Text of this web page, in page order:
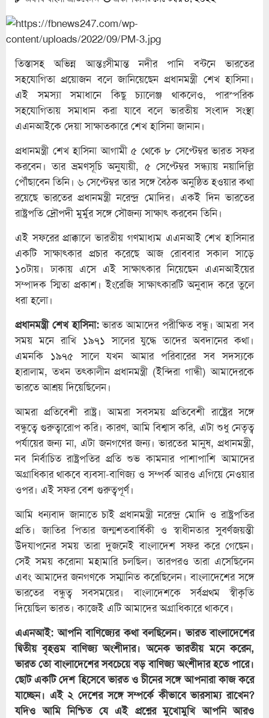
তিস্তাসহ অভিন্ন আন্তঃসীমান্ত নদীর পানি বন্টনে ভারতের
সহযোগিতা প্রয়োজন বলে জানিয়েছেন প্রধানমন্ত্রী শেখ হাসিনা।
এই সমস্যা সমাধানে কিছু চ্যালেঞ্জ থাকলেও, পারস্পরিক
সহযোগিতায় সমাধান করা যাবে বলে ভারতীয় সংবাদ সংস্থা
এএনআইকে দেয়া সাক্ষাতকারে শেখ হাসিনা জানান।
প্রধানমন্ত্রী শেখ হাসিনা আগামী ৫ থেকে ৮ সেপ্টেম্বর ভারত সফর
করবেন। তার ভ্রমণসূচি অনুযায়ী, ৫ সেপ্টেম্বর সন্ধ্যায় নয়াদিল্লি
পৌঁছাবেন তিনি। ৬ সেপ্টেম্বর তার সঙ্গে বৈঠক অনুষ্ঠিত হওয়ার কথা
রয়েছে ভারতের প্রধানমন্ত্রী নরেন্দ্র মোদির। একই দিন ভারতের
রাষ্ট্রপতি দ্রৌপদী মুর্মুর সঙ্গে সৌজন্য সাক্ষাৎ করবেন তিনি।
এই সফরের প্রাক্কালে ভারতীয় গণমাধ্যম এএনআই শেখ হাসিনার
একটি সাক্ষাৎকার প্রচার করেছে আজ রোববার সকাল সাড়ে
১০টায়। ঢাকায় এসে এই সাক্ষাৎকার নিয়েছেন এএনআইয়ের
সম্পাদক স্মিতা প্রকাশ। ইংরেজি সাক্ষাৎকারটি অনুবাদ করে তুলে
ধরা হলো।
প্রধানমন্ত্রী শেখ হাসিনা:ভারত আমাদের পরীক্ষিত বন্ধু। আমরা সব
সময় মনে রাখি ১৯৭১ সালের যুদ্ধে তাদের অবদানের কথা।
এমনকি ১৯৭৫ সালে যখন আমার পরিবারের সব সদস্যকে
হারালাম, তখন তৎকালীন প্রধানমন্ত্রী (ইন্দিরা গান্ধী) আমাদেরকে
ভারতে আশ্রয় দিয়েছিলেন।
আমরা প্রতিবেশী রাষ্ট্র। আমরা সবসময় প্রতিবেশী রাষ্ট্রের সঙ্গে
বন্ধুত্বে গুরুত্বারোপ করি। কারণ, আমি বিশ্বাস করি, এটা শুধু নেতৃত্ব
পর্যায়ের জন্য না, এটা জনগণের জন্য। ভারতের মানুষ, প্রধানমন্ত্রী,
নব নির্বাচিত রাষ্ট্রপতির প্রতি শুভ কামনার পাশাপাশি আমাদের
অগ্রাধিকার থাকবে ব্যবসা-বাণিজ্য ও সম্পর্ক আরও এগিয়ে নেওয়ার
ওপর। এই সফর বেশ গুরুত্বপূর্ণ।
আমি ধন্যবাদ জানাতে চাই প্রধানমন্ত্রী নরেন্দ্র মোদি ও রাষ্ট্রপতির
প্রতি। জাতির পিতার জন্মশতবার্ষিকী ও স্বাধীনতার সুবর্ণজয়ন্তী
উদযাপনের সময় তারা দুজনেই বাংলাদেশ সফর করে গেছেন।
সেই সময় করোনা মহামারি চলছিল। তারপরও তারা এসেছিলেন
এবং আমাদের জনগণকে সম্মানিত করেছিলেন। বাংলাদেশের সঙ্গে
ভারতের বন্ধুত্ব সবসময়ের। বাংলাদেশকে সর্বপ্রথম স্বীকৃতি
দিয়েছিল ভারত। কাজেই এটি আমাদের অগ্রাধিকারে থাকবে।
এএনআই: আপনি বাণিজ্যের কথা বলছিলেন। ভারত বাংলাদেশের
দ্বিতীয় বৃহত্তম বাণিজ্য অংশীদার। অনেক ভারতীয় মনে করেন,
ভারত তো বাংলাদেশের সবচেয়ে বড় বাণিজ্য অংশীদার হতে পারে।
ছোট একটি দেশ হিসেবে ভারত ও চীনের সঙ্গে আপনারা কাজ করে
যাচ্ছেন। এই ২ দেশের সঙ্গে সম্পর্কে কীভাবে ভারসাম্য রাখেন?
যদিও আমি নিশ্চিত যে এই প্রশ্নের মুখোমুখি আপনি আরও